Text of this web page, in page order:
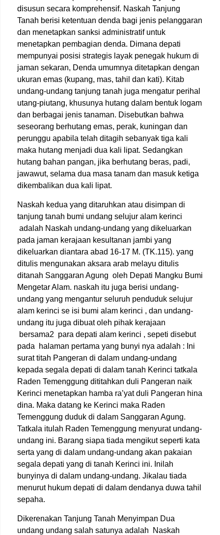
disusun secara komprehensif. Naskah Tanjung
Tanah berisi ketentuan denda bagi jenis pelanggaran
dan menetapkan sanksi administratif untuk
menetapkan pembagian denda. Dimana depati
mempunyai posisi strategis layak penegak hukum di
jaman sekaran, Denda umumnya ditetapkan dengan
ukuran emas (kupang, mas, tahil dan kati). Kitab
undang-undang tanjung tanah juga mengatur perihal
utang-piutang, khusunya hutang dalam bentuk logam
dan berbagai jenis tanaman. Disebutkan bahwa
seseorang berhutang emas, perak, kuningan dan
perunggu apabila telah ditagih sebanyak tiga kali
maka hutang menjadi dua kali lipat. Sedangkan
hutang bahan pangan, jika berhutang beras, padi,
jawawut, selama dua masa tanam dan masuk ketiga
dikembalikan dua kali lipat.
Naskah kedua yang ditaruhkan atau disimpan di
tanjung tanah bumi undang selujur alam kerinci
adalah Naskah undang-undang yang dikeluarkan
pada jaman kerajaan kesultanan jambi yang
dikeluarkan diantara abad 16-17 M. (TK.115). yang
ditulis mengunakan aksara arab melayu ditulis
ditanah Sanggaran Agung oleh Depati Mangku Bumi
Mengetar Alam. naskah itu juga berisi undang-
undang yang mengantur seluruh penduduk selujur
alam kerinci se isi bumi alam kerinci , dan undang-
undang itu juga dibuat oleh pihak kerajaan
bersama2 para depati alam kerinci , sepeti disebut
pada halaman pertama yang bunyi nya adalah : Ini
surat titah Pangeran di dalam undang-undang
kepada segala depati di dalam tanah Kerinci tatkala
Raden Temenggung dititahkan duli Pangeran naik
Kerinci menetapkan hamba ra’yat duli Pangeran hina
dina. Maka datang ke Kerinci maka Raden
Temenggung duduk di dalam Sanggaran Agung.
Tatkala itulah Raden Temenggung menyurat undang-
undang ini. Barang siapa tiada mengikut seperti kata
serta yang di dalam undang-undang akan pakaian
segala depati yang di tanah Kerinci ini. Inilah
bunyinya di dalam undang-undang. Jikalau tiada
menurut hukum depati di dalam dendanya duwa tahil
sepaha.
Dikerenakan Tanjung Tanah Menyimpan Dua
undang undang salah satunya adalah Naskah